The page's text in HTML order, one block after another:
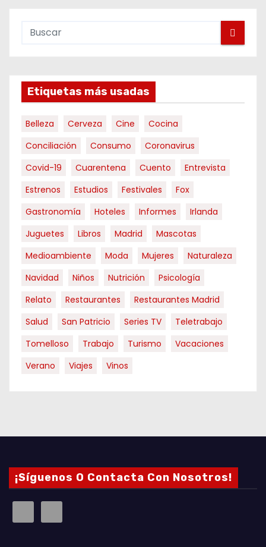
Etiquetas más usadas
Belleza Cerveza Cine
Cocina
Conciliación
Consumo
Coronavirus
Covid-19
Cuarentena Cuento
Entrevista
Estrenos
Estudios Festivales
Fox
Gastronomía
Hoteles Informes
Irlanda
Juguetes
Libros Madrid
Mascotas
Medioambiente
Moda Mujeres
Naturaleza
Navidad
Niños Nutrición
Psicología
Relato
Restaurantes
Restaurantes Madrid
Salud
San Patricio Series TV
Teletrabajo
Tomelloso
Trabajo Turismo
Vacaciones
Verano
Viajes Vinos
¡Síguenos O Contacta Con Nosotros!